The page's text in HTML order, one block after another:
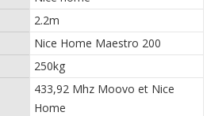
2.2m
Nice Home Maestro 200
250kg
433,92 Mhz Moovo et Nice
Home